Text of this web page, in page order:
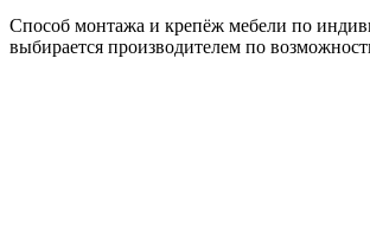
Способ монтажа и крепёж мебели по
выбирается производителем по